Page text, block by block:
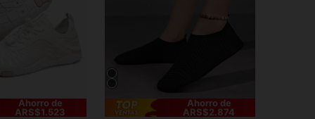
Ahorro de
ARS$1.523
Ahorro de
ARS$2.874